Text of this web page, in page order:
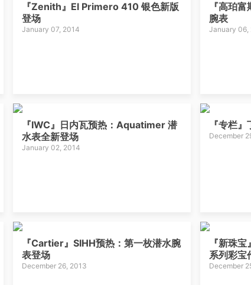
『Zenith』El Primero 410 银色新版
登场
January 07, 2014
『高珀
腕表
January 06,
『IWC』日内瓦预热：Aquatimer 潜
水表全新登场
January 02, 2014
『专栏
December
『Cartier』SIHH预热：第一枚潜水腕
表登场
December 26, 2013
『新珠
系列彩宝
December